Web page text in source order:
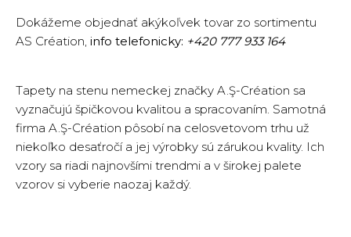
Dokážeme objednať akýkoľvek tovar zo sortimentu
AS Création, info telefonicky: +420 777 933 164
Tapety na stenu nemeckej značky A.Ş-Création sa
vyznačujú špičkovou kvalitou a spracovaním. Samotná
firma A.Ş-Création pôsobí na celosvetovom trhu už
niekoľko desaťročí a jej výrobky sú zárukou kvality. Ich
vzory sa riadi najnovšími trendmi a v širokej palete
vzorov si vyberie naozaj každý.